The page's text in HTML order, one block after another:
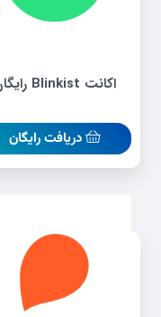
اکانت Blinkist رایگان
دریافت رایگان